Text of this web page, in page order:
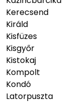
Kerecsend
Királd
Kisfüzes
Kisgyőr
Kistokaj
Kompolt
Kondó
Latorpuszta